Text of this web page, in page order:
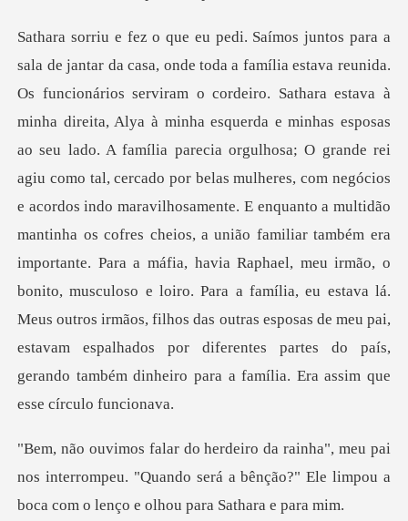
parecia orgulhosa; O grande rei
agiu como tal, cercado por belas mulheres, com negócios
e acordos indo maravilhosamente. E enquanto a multidão
mantinha os cofres cheios, a união familiar também era
importante. Para a máfia, havia Raphael, meu irm
ai
nos interrompeu. "Quando será a bênção?" Ele limpo